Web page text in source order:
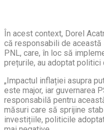
În acest context, Dorel
că responsabili de
PNL, care, în loc să
prețurile, au adoptat politici
„Impactul inflației asupra
este major, iar guvernarea
responsabilă pentru
măsuri care să sprijine
investițiile, politicile